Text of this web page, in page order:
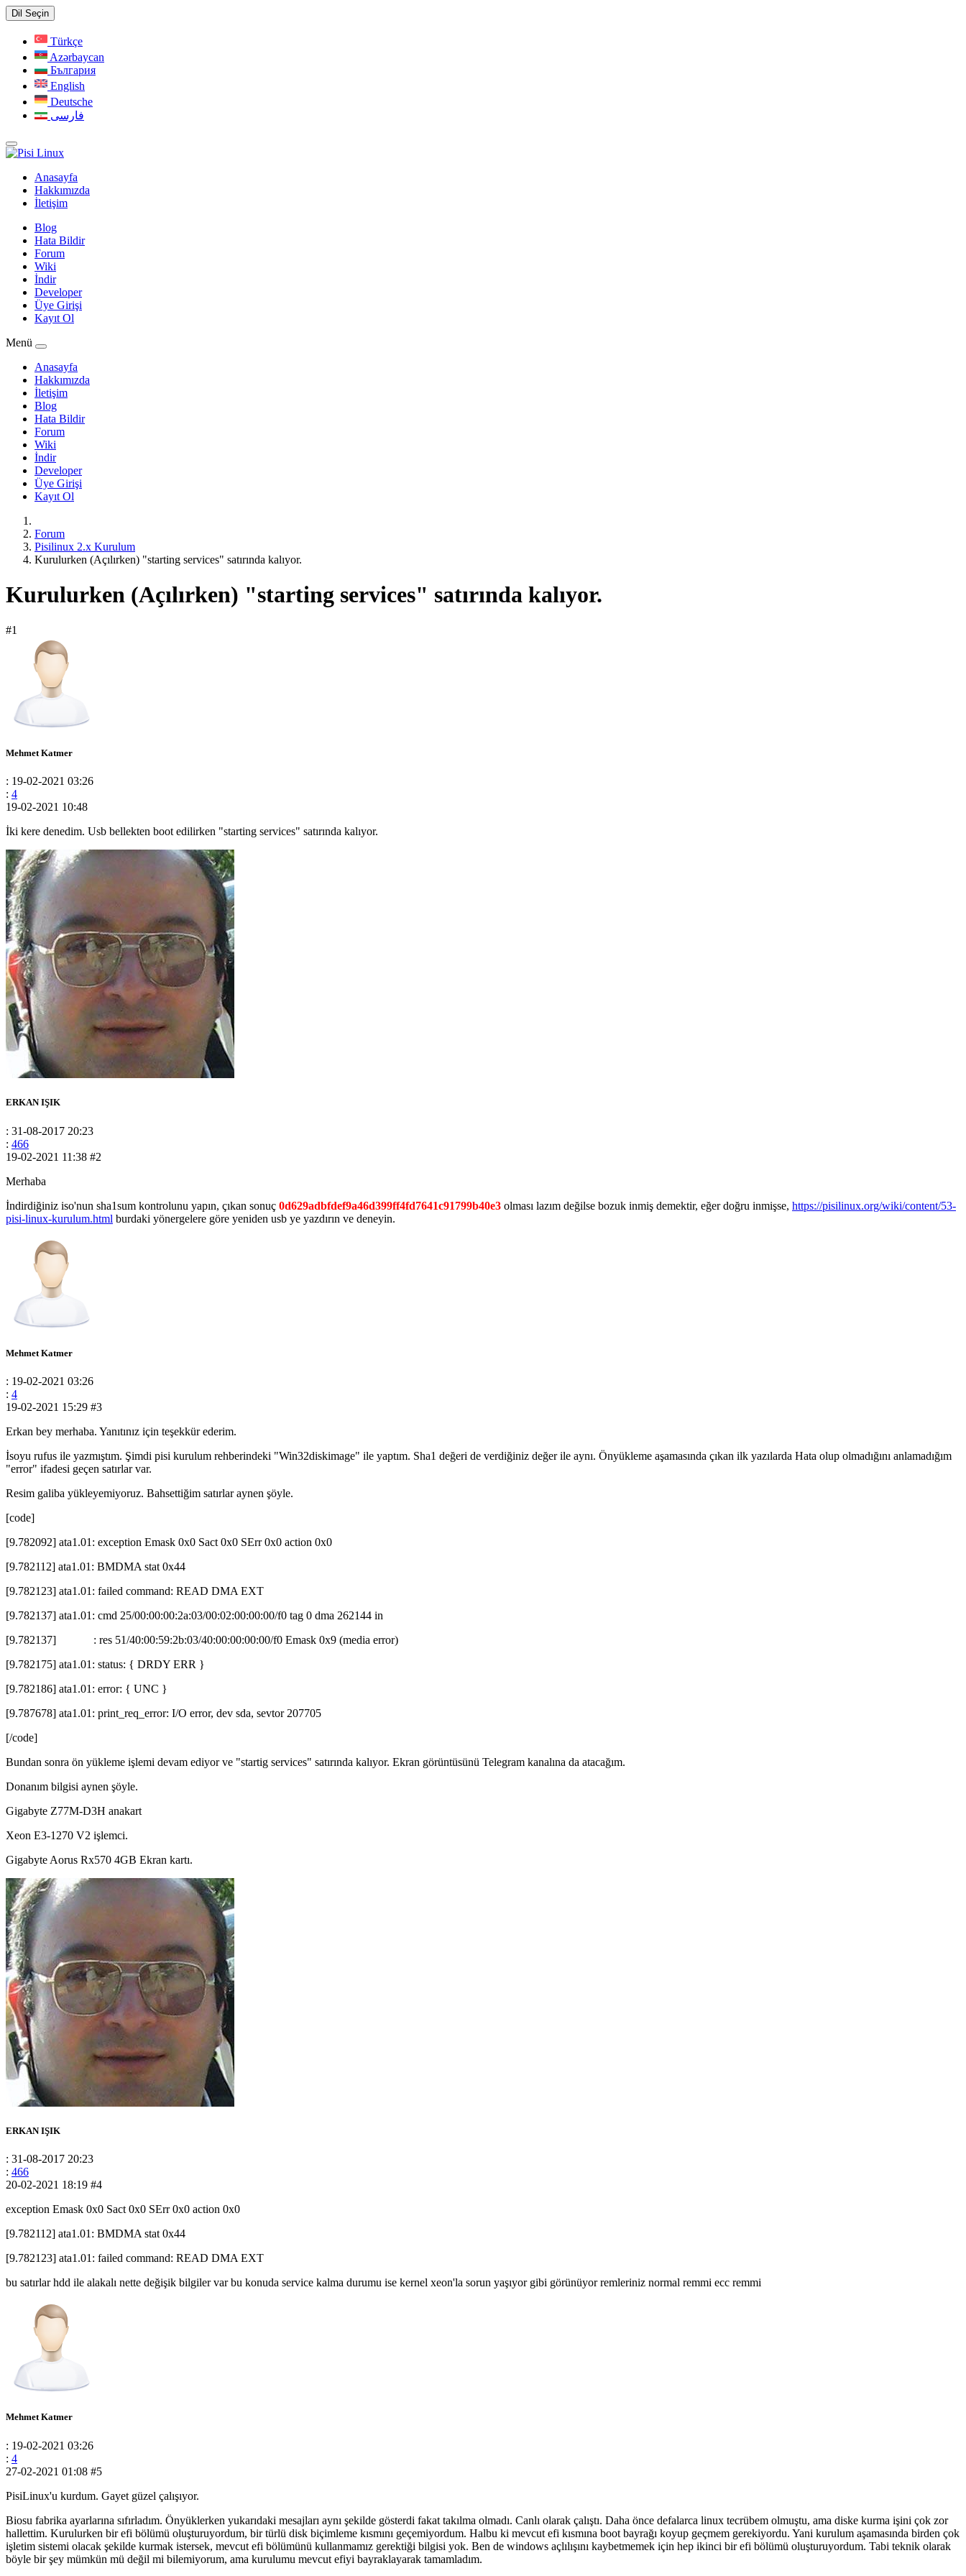
Dil Seçin
Türkçe
Azərbaycan
България
English
Deutsche
فارسی
Anasayfa
Hakkımızda
İletişim
Blog
Hata Bildir
Forum
Wiki
İndir
Developer
Üye Girişi
Kayıt Ol
Menü
Anasayfa
Hakkımızda
İletişim
Blog
Hata Bildir
Forum
Wiki
İndir
Developer
Üye Girişi
Kayıt Ol
Forum
Pisilinux 2.x Kurulum
Kurulurken (Açılırken) "starting services" satırında kalıyor.
Kurulurken (Açılırken) "starting services" satırında kalıyor.
#1
Mehmet Katmer
: 19-02-2021 03:26
: 4
19-02-2021 10:48
İki kere denedim. Usb bellekten boot edilirken "starting services" satırında kalıyor.
ERKAN IŞIK
: 31-08-2017 20:23
: 466
19-02-2021 11:38 #2
Merhaba
İndirdiğiniz iso'nun sha1sum kontrolunu yapın, çıkan sonuç 0d629adbfdef9a46d399ff4fd7641c91799b40e3 olması lazım değilse bozuk inmiş demektir, eğer doğru inmişse, https://pisilinux.org/wiki/content/53-
pisi-linux-kurulum.html burdaki yönergelere göre yeniden usb ye yazdırın ve deneyin.
Mehmet Katmer
: 19-02-2021 03:26
: 4
19-02-2021 15:29 #3
Erkan bey merhaba. Yanıtınız için teşekkür ederim.
İsoyu rufus ile yazmıştım. Şimdi pisi kurulum rehberindeki "Win32diskimage" ile yaptım. Sha1 değeri de verdiğiniz değer ile aynı. Önyükleme aşamasında çıkan ilk yazılarda Hata olup olmadığını anlamadığım
"error" ifadesi geçen satırlar var.
Resim galiba yükleyemiyoruz. Bahsettiğim satırlar aynen şöyle.
[code]
[9.782092] ata1.01: exception Emask 0x0 Sact 0x0 SErr 0x0 action 0x0
[9.782112] ata1.01: BMDMA stat 0x44
[9.782123] ata1.01: failed command: READ DMA EXT
[9.782137] ata1.01: cmd 25/00:00:00:2a:03/00:02:00:00:00/f0 tag 0 dma 262144 in
[9.782137] : res 51/40:00:59:2b:03/40:00:00:00:00/f0 Emask 0x9 (media error)
[9.782175] ata1.01: status: { DRDY ERR }
[9.782186] ata1.01: error: { UNC }
[9.787678] ata1.01: print_req_error: I/O error, dev sda, sevtor 207705
[/code]
Bundan sonra ön yükleme işlemi devam ediyor ve "startig services" satırında kalıyor. Ekran görüntüsünü Telegram kanalına da atacağım.
Donanım bilgisi aynen şöyle.
Gigabyte Z77M-D3H anakart
Xeon E3-1270 V2 işlemci.
Gigabyte Aorus Rx570 4GB Ekran kartı.
ERKAN IŞIK
: 31-08-2017 20:23
: 466
20-02-2021 18:19 #4
exception Emask 0x0 Sact 0x0 SErr 0x0 action 0x0
[9.782112] ata1.01: BMDMA stat 0x44
[9.782123] ata1.01: failed command: READ DMA EXT
bu satırlar hdd ile alakalı nette değişik bilgiler var bu konuda service kalma durumu ise kernel xeon'la sorun yaşıyor gibi görünüyor remleriniz normal remmi ecc remmi
Mehmet Katmer
: 19-02-2021 03:26
: 4
27-02-2021 01:08 #5
PisiLinux'u kurdum. Gayet güzel çalışıyor.
Biosu fabrika ayarlarına sıfırladım. Önyüklerken yukarıdaki mesajları aynı şekilde gösterdi fakat takılma olmadı. Canlı olarak çalıştı. Daha önce defalarca linux tecrübem olmuştu, ama diske kurma işini çok zor
hallettim. Kurulurken bir efi bölümü oluşturuyordum, bir türlü disk biçimleme kısmını geçemiyordum. Halbu ki mevcut efi kısmına boot bayrağı koyup geçmem gerekiyordu. Yani kurulum aşamasında birden çok
işletim sistemi olacak şekilde kurmak istersek, mevcut efi bölümünü kullanmamız gerektiği bilgisi yok. Ben de windows açlılışını kaybetmemek için hep ikinci bir efi bölümü oluşturuyordum. Tabi teknik olarak
böyle bir şey mümkün mü değil mi bilemiyorum, ama kurulumu mevcut efiyi bayraklayarak tamamladım.